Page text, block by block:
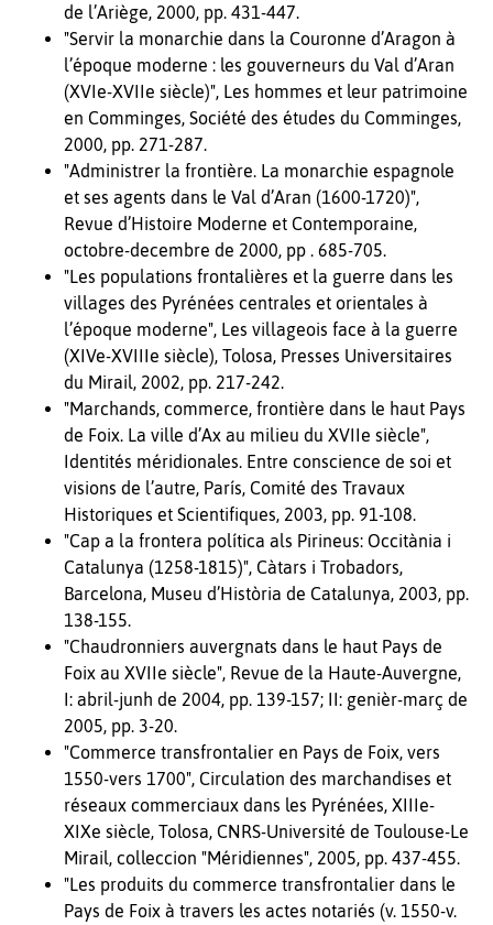
de l’Ariège, 2000, pp. 431-447.
"Servir la monarchie dans la Couronne d’Aragon à
l’époque moderne : les gouverneurs du Val d’Aran
(XVIe-XVIIe siècle)", Les hommes et leur patrimoine
en Comminges, Société des études du Comminges,
2000, pp. 271-287.
"Administrer la frontière. La monarchie espagnole
et ses agents dans le Val d’Aran (1600-1720)",
Revue d’Histoire Moderne et Contemporaine,
octobre-decembre de 2000, pp . 685-705.
"Les populations frontalières et la guerre dans les
villages des Pyrénées centrales et orientales à
l’époque moderne", Les villageois face à la guerre
(XIVe-XVIIIe siècle), Tolosa, Presses Universitaires
du Mirail, 2002, pp. 217-242.
"Marchands, commerce, frontière dans le haut Pays
de Foix. La ville d’Ax au milieu du XVIIe siècle",
Identités méridionales. Entre conscience de soi et
visions de l’autre, París, Comité des Travaux
Historiques et Scientifiques, 2003, pp. 91-108.
"Cap a la frontera política als Pirineus: Occitània i
Catalunya (1258-1815)", Càtars i Trobadors,
Barcelona, Museu d’Història de Catalunya, 2003, pp.
138-155.
"Chaudronniers auvergnats dans le haut Pays de
Foix au XVIIe siècle", Revue de la Haute-Auvergne,
I: abril-junh de 2004, pp. 139-157; II: genièr-març de
2005, pp. 3-20.
"Commerce transfrontalier en Pays de Foix, vers
1550-vers 1700", Circulation des marchandises et
réseaux commerciaux dans les Pyrénées, XIIIe-
XIXe siècle, Tolosa, CNRS-Université de Toulouse-Le
Mirail, colleccion "Méridiennes", 2005, pp. 437-455.
"Les produits du commerce transfrontalier dans le
Pays de Foix à travers les actes notariés (v. 1550-v.